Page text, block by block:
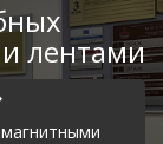
лентами